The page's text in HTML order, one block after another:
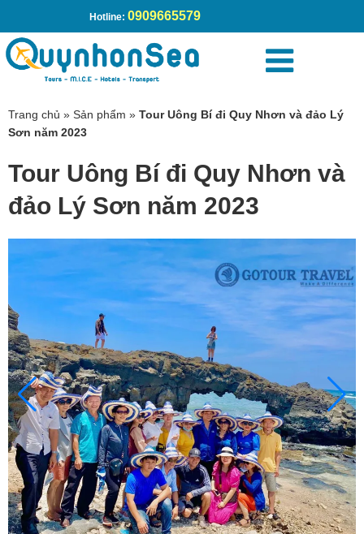
Hotline: 0909665579
Trang chủ » Sản phẩm » Tour Uông Bí đi Quy Nhơn và đảo Lý
Sơn năm 2023
Tour Uông Bí đi Quy Nhơn và
đảo Lý Sơn năm 2023